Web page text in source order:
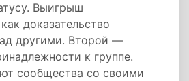
Выигрыш
доказательство
другими. Второй —
к группе.
сообщества со своими